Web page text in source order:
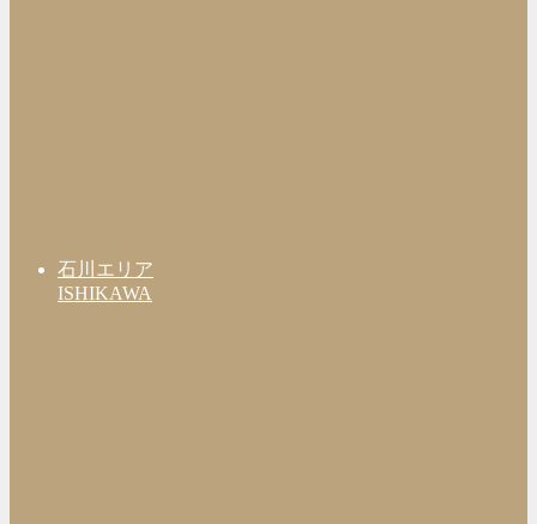
石川エリア
ISHIKAWA